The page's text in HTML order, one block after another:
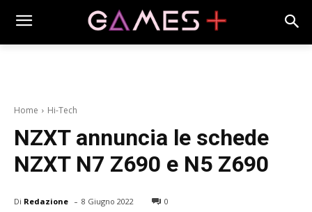
Home Hi-Tech
NZXT annuncia le schede
NZXT N7 Z690 e N5 Z690
Di Redazione - 8 Giugno 2022 0